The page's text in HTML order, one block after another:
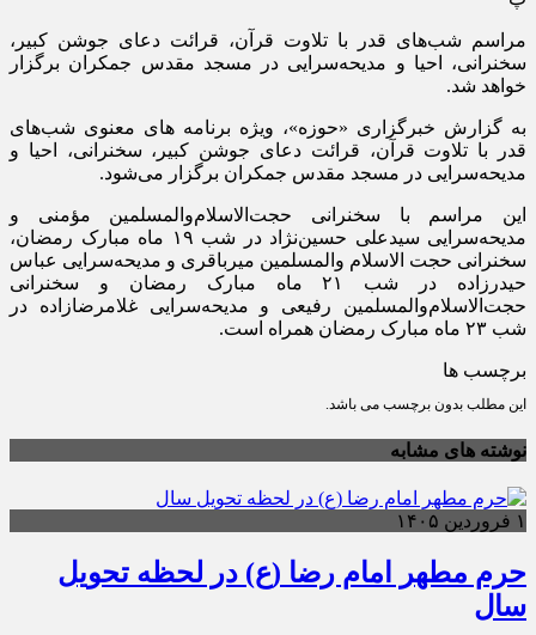
مراسم شب‌های قدر با تلاوت قرآن، قرائت دعای جوشن کبیر،
سخنرانی، احیا و مدیحه‌سرایی در مسجد مقدس جمکران برگزار
خواهد شد.
به گزارش خبرگزاری «حوزه»، ویژه برنامه های معنوی شب‌های
قدر با تلاوت قرآن، قرائت دعای جوشن کبیر، سخنرانی، احیا و
مدیحه‌سرایی در مسجد مقدس جمکران برگزار می‌شود.
این مراسم با سخنرانی حجت‌الاسلام‌والمسلمین مؤمنی و
مدیحه‌سرایی سیدعلی حسین‌نژاد در شب ۱۹ ماه مبارک رمضان،
سخنرانی حجت الاسلام والمسلمین میرباقری و مدیحه‌سرایی عباس
حیدرزاده در شب ۲۱ ماه مبارک رمضان و سخنرانی
حجت‌الاسلام‌والمسلمین رفیعی و مدیحه‌سرایی غلامرضا‌زاده در
شب ۲۳ ماه مبارک رمضان همراه است.
برچسب ها
این مطلب بدون برچسب می باشد.
نوشته های مشابه
۱ فروردین ۱۴۰۵
حرم مطهر امام رضا (ع) در لحظه تحویل
سال